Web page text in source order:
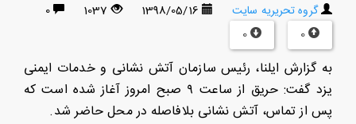
گروه تحریریه سایت 1398/05/16
1037
0
0
0
به گزارش ایلنا، رئیس سازمان آتش نشانی و خدمات ایمنی
یزد گفت: حریق از ساعت ۹ صبح امروز آغاز شده است که
پس از تماس، آتش نشانی بلافاصله در محل حاضر شد.